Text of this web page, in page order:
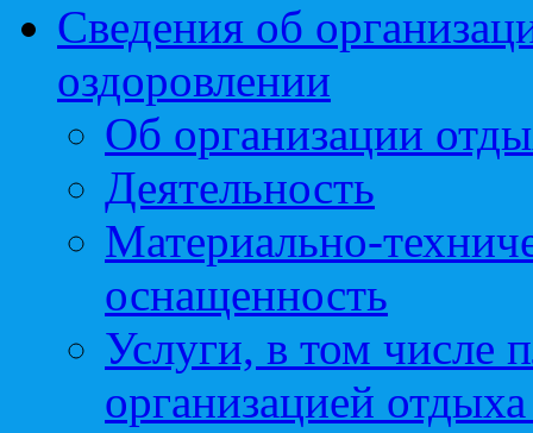
Сведения об
оздоровлении
Об организации
Деятельность
Материально-
оснащенность
Услуги, в том числе
организацией